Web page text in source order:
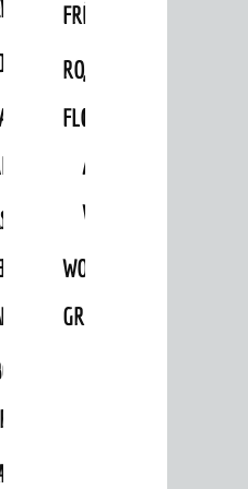
S
EINZELHANDELSKONZEPT
LÄRMAKTIONSPLAN
SANIERUNGSGEBIET
HILDEBRANDSCHE
MÜHLE
FRÜHLING
HERBST
RODENSTEINER
FLOHMARKT
„WOINEM
LIVE“
AM
WINDECKPLATZ
WOCHENMARKT
GROOVE